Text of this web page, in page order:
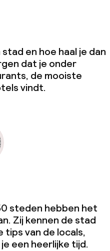
en hoe haal je dan
dat je onder
de mooiste
vindt.
steden hebben het
Zij kennen de stad
tips van de locals,
een heerlijke tijd.